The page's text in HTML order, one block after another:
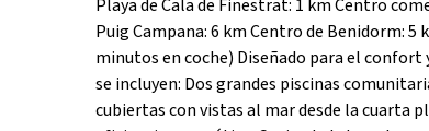
Playa de Cala de Finestrat: 1 km Centro
Puig Campana: 6 km Centro de Benidorm:
minutos en coche) Diseñado para el
se incluyen: Dos grandes piscinas
cubiertas con vistas al mar desde la cuarta